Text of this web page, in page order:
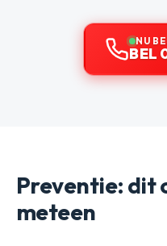
NU
BEL
Preventie: dit
meteen